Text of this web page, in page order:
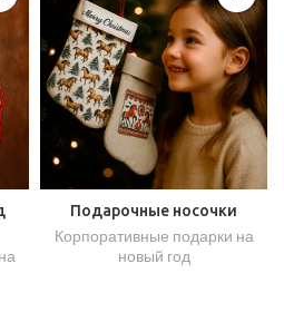
Подарочные носочки
Корпоративные подарки на
новый год